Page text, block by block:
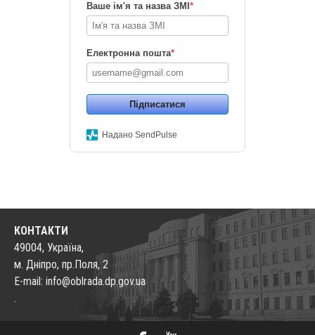
Ваше ім'я та назва ЗМІ *
Електронна пошта*
Підписатися
Надано SendPulse
КОНТАКТИ
49004, Україна,
м. Дніпро, пр.Поля, 2
E-mail: info@oblrada.dp.gov.ua
.